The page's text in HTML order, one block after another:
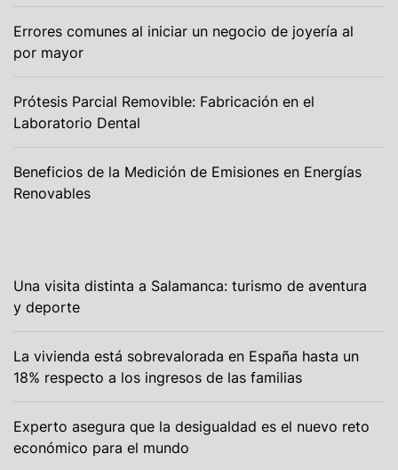
Errores comunes al iniciar un negocio de joyería al
por mayor
Prótesis Parcial Removible: Fabricación en el
Laboratorio Dental
Beneficios de la Medición de Emisiones en Energías
Renovables
Una visita distinta a Salamanca: turismo de aventura
y deporte
La vivienda está sobrevalorada en España hasta un
18% respecto a los ingresos de las familias
Experto asegura que la desigualdad es el nuevo reto
económico para el mundo